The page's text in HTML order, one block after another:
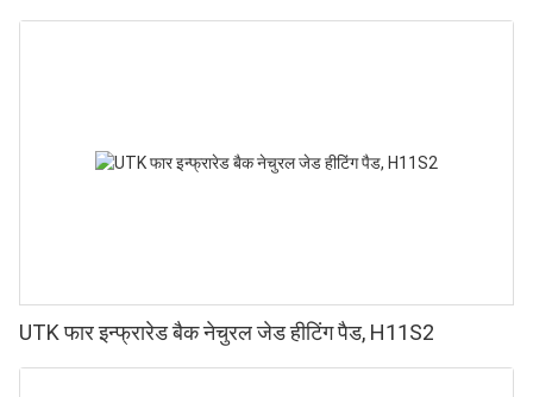
UTK फार इन्फ्रारेड बैक नेचुरल जेड हीटिंग पैड, H11S2